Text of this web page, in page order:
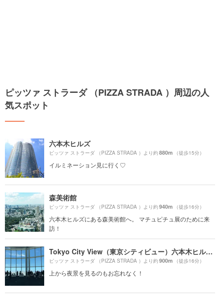
ピッツァ ストラーダ （PIZZA STRADA ）周辺の人
気スポット
六本木ヒルズ
ピッツァ ストラーダ （PIZZA STRADA ）より約880m （徒歩15分）
イルミネーション見に行く♡
森美術館
ピッツァ ストラーダ （PIZZA STRADA ）より約940m （徒歩16分）
六本木ヒルズにある森美術館へ。 マチュピチュ展のために来
訪！
Tokyo City View（東京シティビュー）六本木ヒルズ展望台
ピッツァ ストラーダ （PIZZA STRADA ）より約900m （徒歩16分）
上から夜景を見るのもお忘れなく！